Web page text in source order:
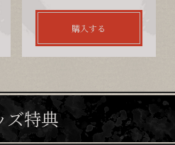
購入する
ズ特典